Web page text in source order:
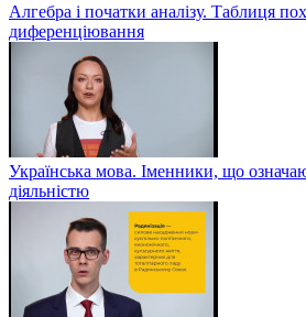
Алгебра і початки аналізу. Таблиця
диференціювання
Українська мова. Іменники, що
діяльністю